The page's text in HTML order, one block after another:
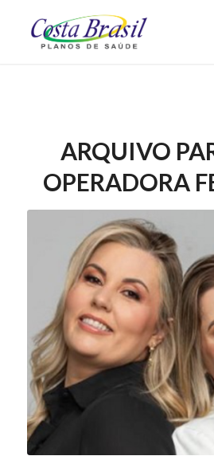
ARQUIVO
OPERADORA